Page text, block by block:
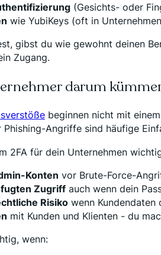
(Gesichts- oder
wie YubiKeys (oft in
gibst du wie gewohnt deinen
Zugang.
darum
beginnen nicht mit
Phishing-Angriffe sind häufige
2FA für dein Unternehmen
Konten vor Brute-Force-
Zugriff auch wenn dein
Risiko wenn
mit Kunden und Klienten - du
wenn: